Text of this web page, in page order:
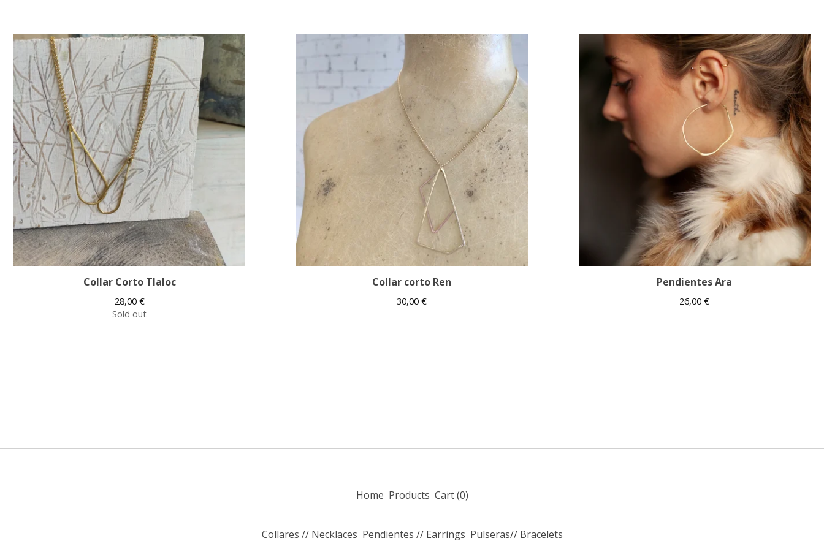
Collar Corto Tlaloc
28,00 €
Sold out
Collar corto Ren
30,00€
Pendientes Ara
26,00€
Home Products Cart (0)
Collares // Necklaces Pendientes // Earrings Pulseras// Bracelets